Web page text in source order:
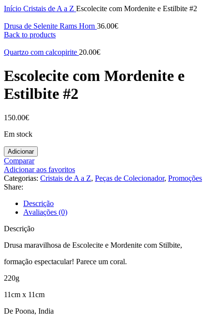
Início Cristais de A a Z Escolecite com Mordenite e Estilbite #2
Drusa de Selenite Rams Horn 36.00€
Back to products
Quartzo com calcopirite 20.00€
Escolecite com Mordenite e
Estilbite #2
150.00€
Em stock
Adicionar
Comparar
Adicionar aos favoritos
Categorias: Cristais de A a Z, Peças de Colecionador, Promoções
Share:
Descrição
Avaliações (0)
Descrição
Drusa maravilhosa de Escolecite e Mordenite com Stilbite,
formação espectacular! Parece um coral.
220g
11cm x 11cm
De Poona, India